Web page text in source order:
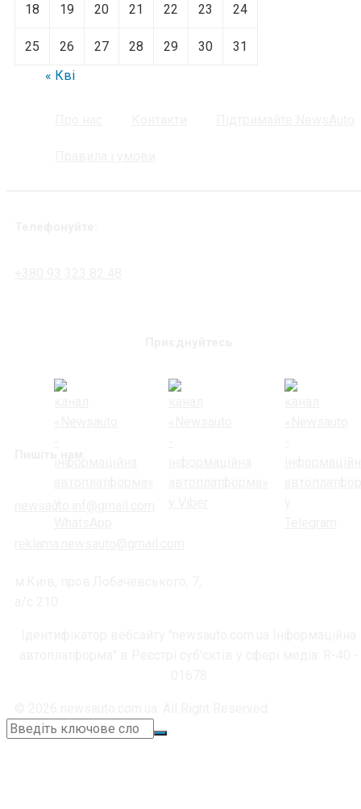
18 19 20 21 22 23 24
25 26 27 28 29 30
31
« Кві